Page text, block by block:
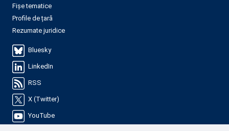
Fișe tematice
Profile de țară
Rezumate juridice
Bluesky
LinkedIn
RSS
X (Twitter)
YouTube